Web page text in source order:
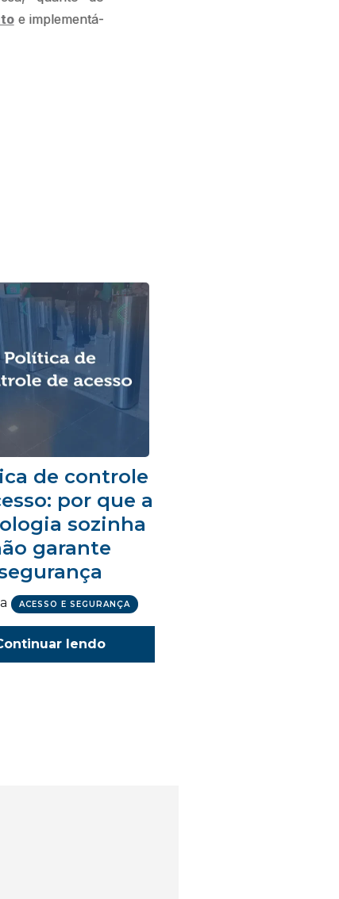
e implementá-
de controle
por que a
sozinha
garante
ACESSO E SEGURANÇA
lendo